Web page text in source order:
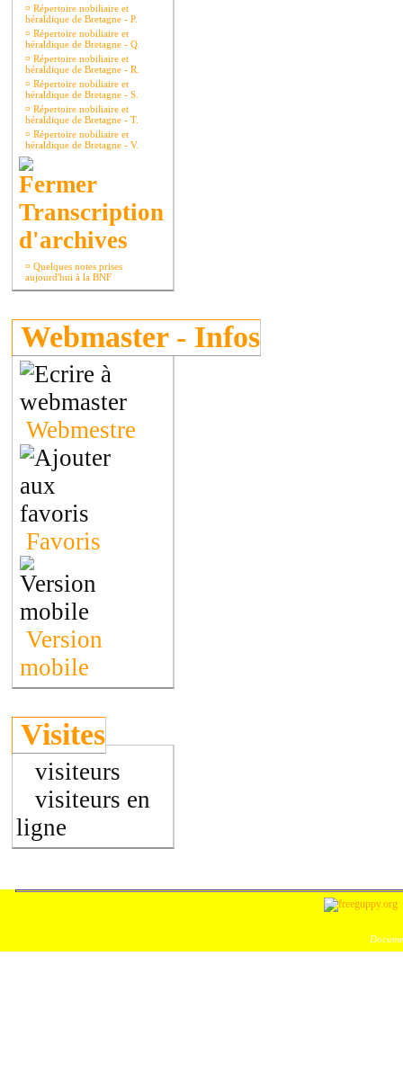
¤ Répertoire nobiliaire et
héraldique de Bretagne - P.
¤ Répertoire nobiliaire et
héraldique de Bretagne - Q.
¤ Répertoire nobiliaire et
héraldique de Bretagne - R.
¤ Répertoire nobiliaire et
héraldique de Bretagne - S.
¤ Répertoire nobiliaire et
héraldique de Bretagne - T.
¤ Répertoire nobiliaire et
héraldique de Bretagne - V.
Transcription
d'archives
¤ Quelques notes prises
aujourd'hui à la BNF
Webmaster - Infos
Webmestre
Favoris
Version
mobile
Visites
visiteurs
visiteurs en
ligne